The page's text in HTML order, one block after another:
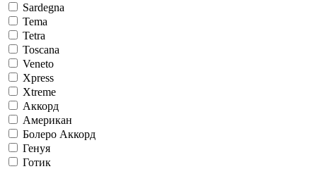
Sardegna
Tema
Tetra
Toscana
Veneto
Xpress
Xtreme
Аккорд
Американ
Болеро Аккорд
Генуя
Готик